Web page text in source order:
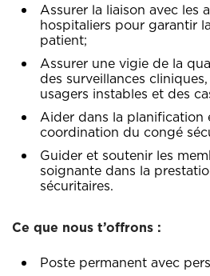
Assurer la liaison avec les
hospitaliers pour garantir
patient;
Assurer une vigie de la
des surveillances
usagers instables et des
Aider dans la planification
coordination du congé
Guider et soutenir les
soignante dans la
sécuritaires.
Ce que nous t’offrons :
Poste permanent avec